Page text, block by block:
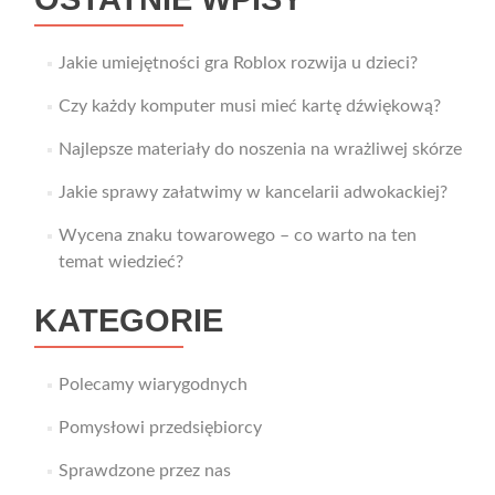
Jakie umiejętności gra Roblox rozwija u dzieci?
Czy każdy komputer musi mieć kartę dźwiękową?
Najlepsze materiały do noszenia na wrażliwej skórze
Jakie sprawy załatwimy w kancelarii adwokackiej?
Wycena znaku towarowego – co warto na ten
temat wiedzieć?
KATEGORIE
Polecamy wiarygodnych
Pomysłowi przedsiębiorcy
Sprawdzone przez nas